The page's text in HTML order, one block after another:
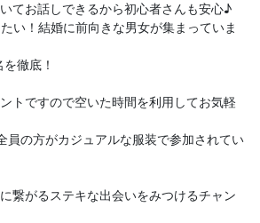
てお話しできるから初心者さんも安心♪
い！結婚に前向きな男女が集まっていま
徹底！
トですので空いた時間を利用してお気軽
員の方がカジュアルな服装で参加されてい
繋がるステキな出会いをみつけるチャン